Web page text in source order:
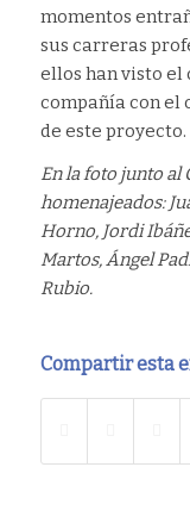
momentos
sus carreras
ellos han visto el
compañía con el
de este proyecto.
En la foto junto al
homenajeados:
Horno, Jordi
Martos, Ángel
Rubio.
Compartir esta